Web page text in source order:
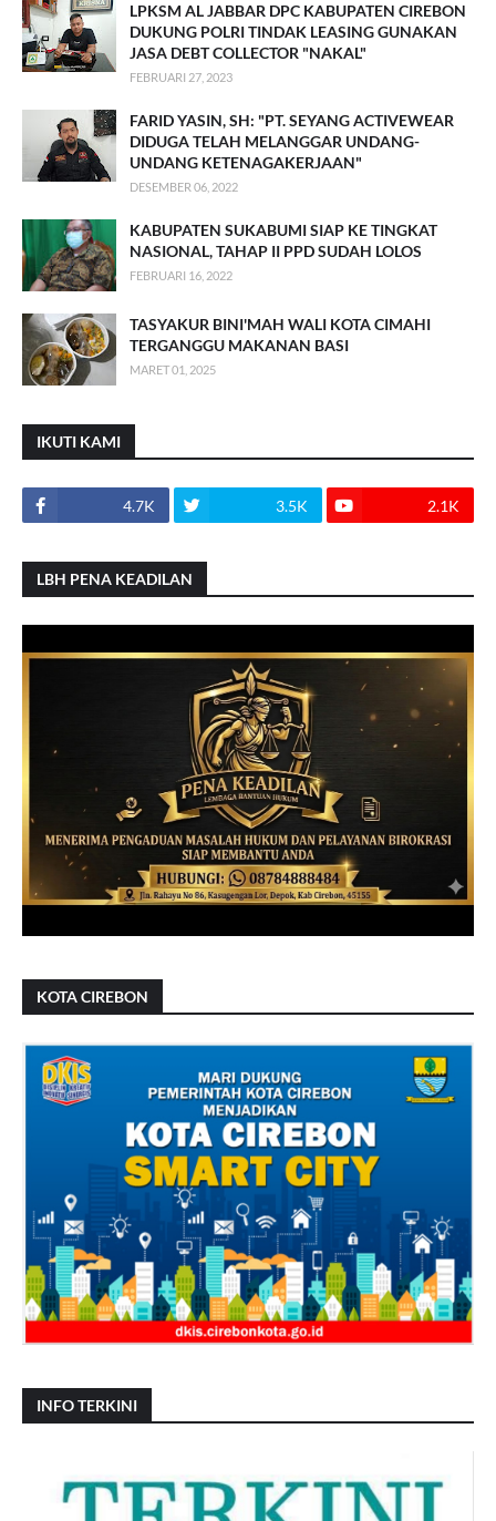
LPKSM AL JABBAR DPC KABUPATEN CIREBON
DUKUNG POLRI TINDAK LEASING GUNAKAN
JASA DEBT COLLECTOR "NAKAL"
FEBRUARI 27, 2023
FARID YASIN, SH: "PT. SEYANG ACTIVEWEAR
DIDUGA TELAH MELANGGAR UNDANG-
UNDANG KETENAGAKERJAAN"
DESEMBER 06, 2022
KABUPATEN SUKABUMI SIAP KE TINGKAT
NASIONAL, TAHAP II PPD SUDAH LOLOS
FEBRUARI 16, 2022
TASYAKUR BINI'MAH WALI KOTA CIMAHI
TERGANGGU MAKANAN BASI
MARET 01, 2025
IKUTI KAMI
4.7K 3.5K 2.1K
LBH PENA KEADILAN
KOTA CIREBON
INFO TERKINI